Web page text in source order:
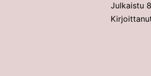
Julkaistu